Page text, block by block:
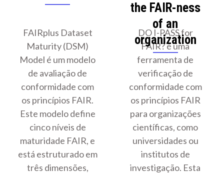
FAIRplus Dataset
Maturity (DSM)
Model é um modelo
de avaliação de
conformidade com
os princípios FAIR.
Este modelo define
cinco níveis de
maturidade FAIR, e
está estruturado em
três dimensões,
the FAIR-ness
of an
organization
DO I-PASS for
FAIR? é uma
ferramenta de
verificação de
conformidade com
os princípios FAIR
para organizações
científicas, como
universidades ou
institutos de
investigação. Esta